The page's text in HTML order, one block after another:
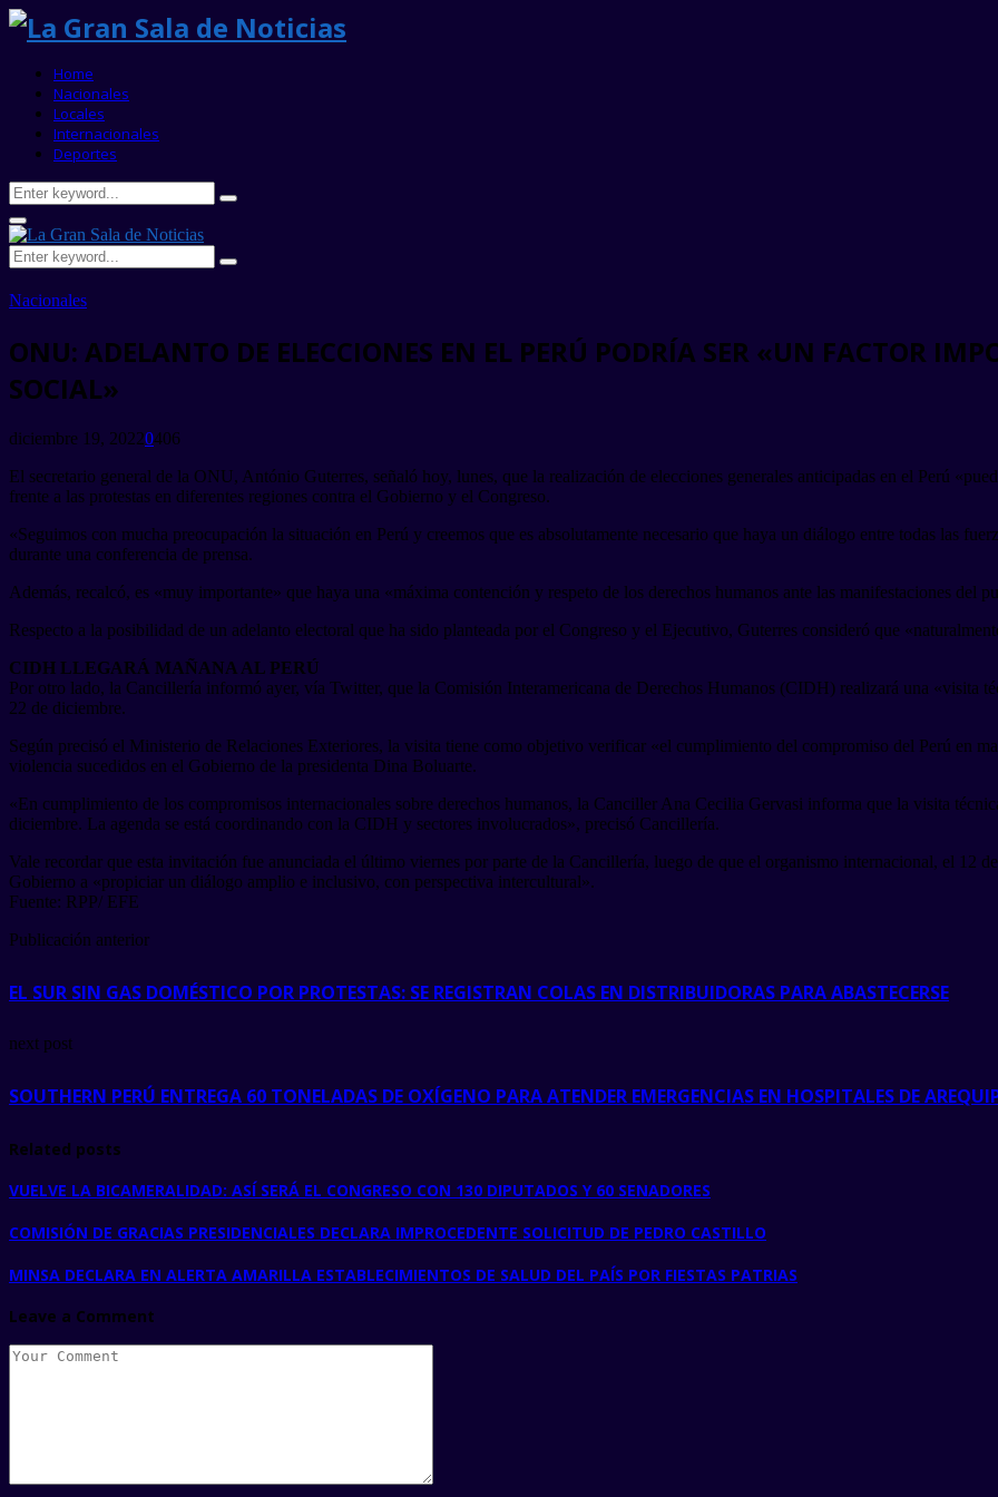
Home
Nacionales
Locales
Internacionales
Deportes
Search
for:
Search
Primary
Menu
Search
for:
Search
Nacionales
ONU: ADELANTO DE ELECCIONES EN EL PERÚ PODRÍA SER «UN FACTOR
SOCIAL»
diciembre 19, 20220406
El secretario general de la ONU, António Guterres, señaló hoy, lunes, que la realización de elecciones generales anticipadas en el Perú
frente a las protestas en diferentes regiones contra el Gobierno y el Congreso.
«Seguimos con mucha preocupación la situación en Perú y creemos que es absolutamente necesario que haya un diálogo entre todas las
durante una conferencia de prensa.
Además, recalcó, es «muy importante» que haya una «máxima contención y respeto de los derechos humanos ante las manifestaciones del
Respecto a la posibilidad de un adelanto electoral que ha sido planteada por el Congreso y el Ejecutivo, Guterres consideró que
CIDH LLEGARÁ MAÑANA AL PERÚ
Por otro lado, la Cancillería informó ayer, vía Twitter, que la Comisión Interamericana de Derechos Humanos (CIDH) realizará una «visita
22 de diciembre.
Según precisó el Ministerio de Relaciones Exteriores, la visita tiene como objetivo verificar «el cumplimiento del compromiso del Perú en
violencia sucedidos en el Gobierno de la presidenta Dina Boluarte.
«En cumplimiento de los compromisos internacionales sobre derechos humanos, la Canciller Ana Cecilia Gervasi informa que la visita
diciembre. La agenda se está coordinando con la CIDH y sectores involucrados», precisó Cancillería.
Vale recordar que esta invitación fue anunciada el último viernes por parte de la Cancillería, luego de que el organismo internacional, el 12
Gobierno a «propiciar un diálogo amplio e inclusivo, con perspectiva intercultural».
Fuente: RPP/ EFE
Publicación anterior
EL SUR SIN GAS DOMÉSTICO POR PROTESTAS: SE REGISTRAN COLAS EN DISTRIBUIDORAS PARA ABASTECERSE
next post
SOUTHERN PERÚ ENTREGA 60 TONELADAS DE OXÍGENO PARA ATENDER EMERGENCIAS EN HOSPITALES DE
Related posts
VUELVE LA BICAMERALIDAD: ASÍ SERÁ EL CONGRESO CON 130 DIPUTADOS Y 60 SENADORES
COMISIÓN DE GRACIAS PRESIDENCIALES DECLARA IMPROCEDENTE SOLICITUD DE PEDRO CASTILLO
MINSA DECLARA EN ALERTA AMARILLA ESTABLECIMIENTOS DE SALUD DEL PAÍS POR FIESTAS PATRIAS
Leave a Comment